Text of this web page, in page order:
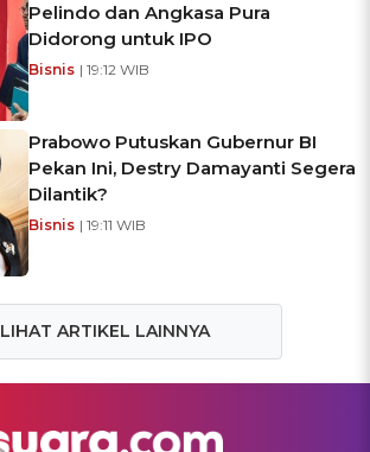
Pelindo dan Angkasa Pura
Didorong untuk IPO
Bisnis | 19:12 WIB
Prabowo Putuskan Gubernur BI
Pekan Ini, Destry Damayanti Segera
Dilantik?
Bisnis | 19:11 WIB
LIHAT ARTIKEL LAINNYA